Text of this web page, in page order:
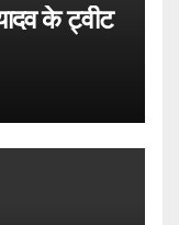
के ट्वीट